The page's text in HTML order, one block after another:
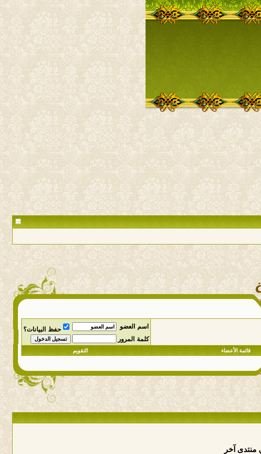
اسم العضو
حفظ البيانات؟
كلمة المرور
قائمة الأعضاء التقويم
منتدى آخر